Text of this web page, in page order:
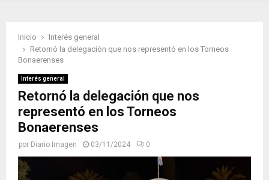
Inicio
Interés general
Retornó la delegación que nos representó en los Torneos
Bonaerenses
Interés general
Retornó la delegación que nos
representó en los Torneos
Bonaerenses
por Diario Imagen 03/11/2024 0